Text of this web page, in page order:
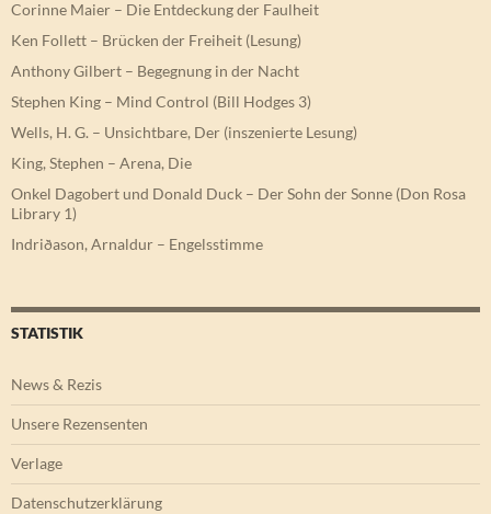
Corinne Maier – Die Entdeckung der Faulheit
Ken Follett – Brücken der Freiheit (Lesung)
Anthony Gilbert – Begegnung in der Nacht
Stephen King – Mind Control (Bill Hodges 3)
Wells, H. G. – Unsichtbare, Der (inszenierte Lesung)
King, Stephen – Arena, Die
Onkel Dagobert und Donald Duck – Der Sohn der Sonne (Don Rosa
Library 1)
Indriðason, Arnaldur – Engelsstimme
STATISTIK
News & Rezis
Unsere Rezensenten
Verlage
Datenschutzerklärung